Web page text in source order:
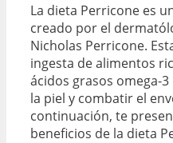
La dieta Perricone es
creado por el
Nicholas Perricone.
ingesta de alimentos
ácidos grasos omega-
la piel y combatir el
continuación, te
beneficios de la dieta